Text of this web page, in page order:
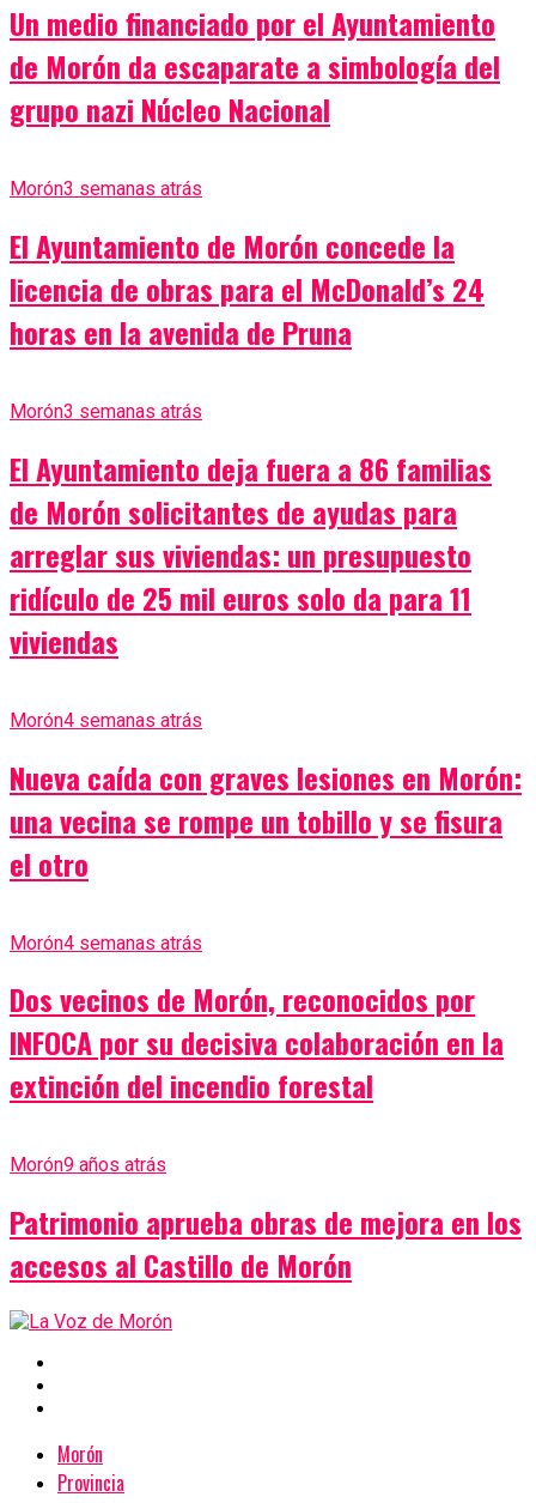
Un medio financiado por el Ayuntamiento
de Morón da escaparate a simbología del
grupo nazi Núcleo Nacional
Morón3 semanas atrás
El Ayuntamiento de Morón concede la
licencia de obras para el McDonald’s 24
horas en la avenida de Pruna
Morón3 semanas atrás
El Ayuntamiento deja fuera a 86 familias
de Morón solicitantes de ayudas para
arreglar sus viviendas: un presupuesto
ridículo de 25 mil euros solo da para 11
viviendas
Morón4 semanas atrás
Nueva caída con graves lesiones en Morón:
una vecina se rompe un tobillo y se fisura
el otro
Morón4 semanas atrás
Dos vecinos de Morón, reconocidos por
INFOCA por su decisiva colaboración en la
extinción del incendio forestal
Morón9 años atrás
Patrimonio aprueba obras de mejora en los
accesos al Castillo de Morón
Morón
Provincia